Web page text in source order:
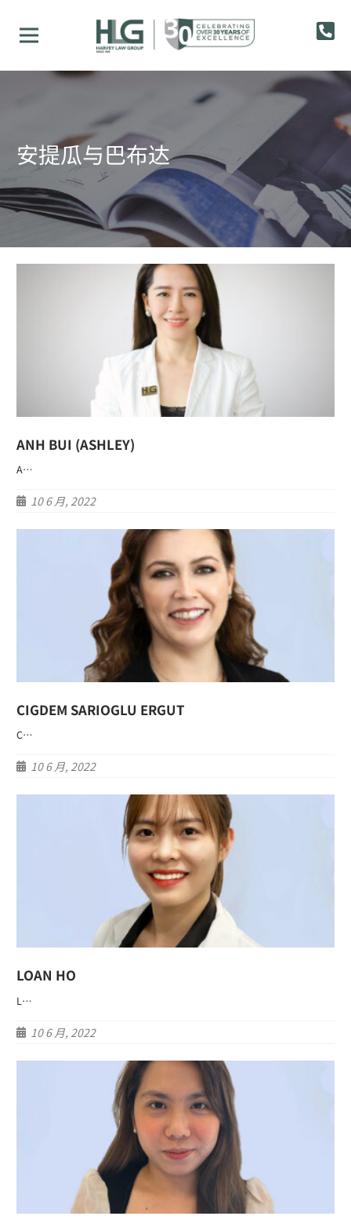
安提瓜与巴布达
ANH BUI (ASHLEY)
A…
10 6 月, 2022
CIGDEM SARIOGLU ERGUT
C…
10 6 月, 2022
LOAN HO
L…
10 6 月, 2022